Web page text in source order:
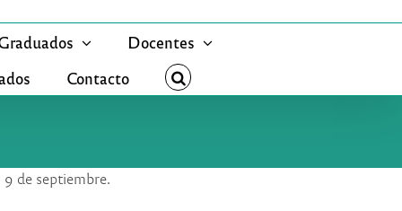
Docentes
Contacto
de septiembre.